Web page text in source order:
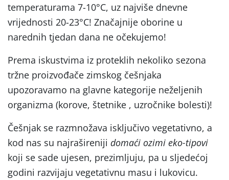
temperaturama 7-10°C, uz najviše dnevne
vrijednosti 20-23°C! Značajnije oborine u
narednih tjedan dana ne očekujemo!
Prema iskustvima iz proteklih nekoliko sezona
tržne proizvođače zimskog češnjaka
upozoravamo na glavne kategorije neželjenih
organizma (korove, štetnike , uzročnike bolesti)!
Češnjak se razmnožava isključivo vegetativno, a
kod nas su najrašireniji domaći ozimi eko-tipovi
koji se sade ujesen, prezimljuju, pa u sljedećoj
godini razvijaju vegetativnu masu i lukovicu.